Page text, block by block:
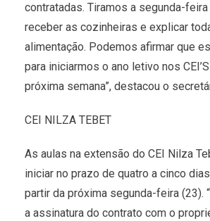
contratadas. Tiramos a segunda-
receber as cozinheiras e explicar
alimentação. Podemos afirmar que
para iniciarmos o ano letivo nos
próxima semana”, destacou o
CEI NILZA TEBET
As aulas na extensão do CEI Nilza
iniciar no prazo de quatro a cinco
partir da próxima segunda-feira (23).
a assinatura do contrato com o